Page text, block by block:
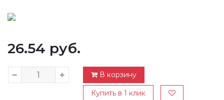
26.54 руб.
В корзину
Купить в 1 клик